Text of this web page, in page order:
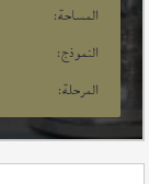
المساحة:
النموذج:
المرحلة: